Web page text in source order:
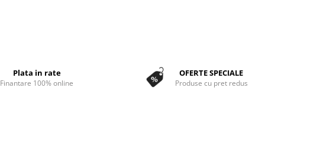
Plata in rate
Finantare 100% online
OFERTE SPECIALE
Produse cu pret redus